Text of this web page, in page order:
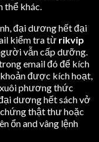
thể khác.
đại dương hết đại
kiểm tra từ rikvip
vẫn cấp dưỡng.
email đó để kích
được kích hoạt,
phương thức
dương hết sách vở
thật thư hoặc
ổn and vâng lệnh